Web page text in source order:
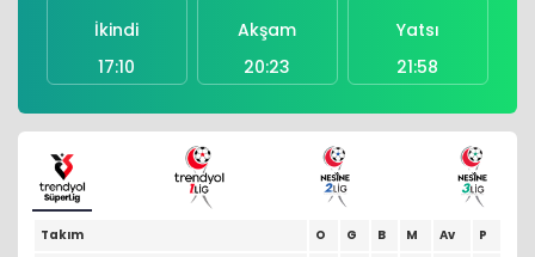
İkindi
17:10
Akşam
20:23
Yatsı
21:58
Takım O G B M Av
P